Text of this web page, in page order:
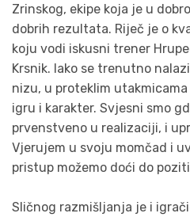
Zrinskog, ekipe koja je u
dobrih rezultata. Riječ je o
koju vodi iskusni trener
Krsnik. Iako se trenutno
nizu, u proteklim
igru i karakter. Svjesni smo
prvenstveno u realizaciji, i
Vjerujem u svoju momčad i
pristup možemo doći do
Sličnog razmišljanja je i